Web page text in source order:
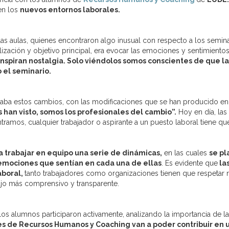
los nuevos entornos laborales.
aulas, quienes encontraron algo inusual con respecto a los
y objetivo principal, era evocar las emociones y
nostalgia. Solo viéndolos somos conscientes de que
el seminario.
estos cambios, con las modificaciones que se han producido
visto, somos los profesionales del cambio”. Hoy en día,
cualquier trabajador o aspirante a un puesto laboral tiene
trabajar en equipo una serie de dinámicas, en las cuales se
que sentían en cada una de ellas. Es evidente que
tanto trabajadores como organizaciones tienen que
más comprensivo y transparente.
alumnos participaron activamente, analizando la importancia de
de Recursos Humanos y Coaching van a poder contribuir